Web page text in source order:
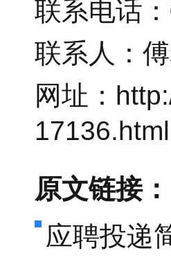
联系电话
联系人：
网址：
17136.html
原文链接：
应聘投递